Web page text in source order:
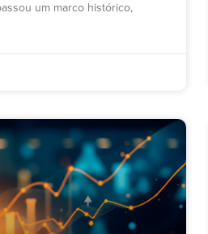
um marco histórico,